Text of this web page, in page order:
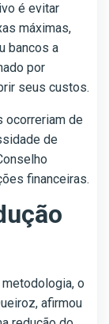
é evitar
máximas,
bancos a
por
seus custos.
ocorreriam de
de
financeiras.
o
afirmou